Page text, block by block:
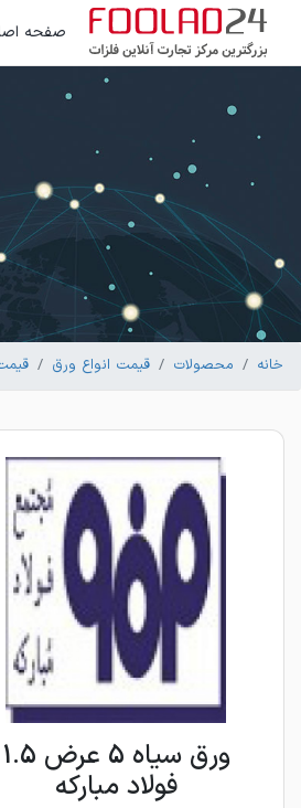
صفحه
خانه محصولات قیمت انواع ورق
ورق سیاه 5 عرض 1.5
فولاد مبارکه